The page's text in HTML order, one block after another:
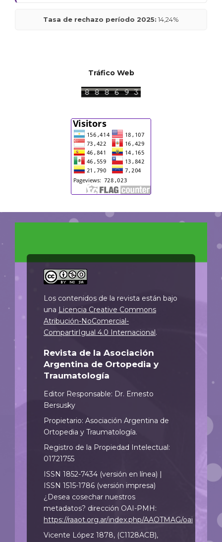
Tasa de rechazo período 2025: 14,24%
Tráfico Web
Los contenidos de la revista están bajo
una Licencia Creative Commons
Atribución-NoComercial-
CompartirIgual 4.0 Internacional.
Revista de la Asociación
Argentina de Ortopedia y
Traumatología
Editor Responsable: Dr. Ernesto
Bersusky
Propietario: Asociación Argentina de
Ortopedia y Traumatología.
Registro de la Propiedad Intelectual:
01721755
ISSN 1852-7434 (versión en línea) |
ISSN 1515-1786 (versión impresa)
¿Desea cosechar nuestros
metadatos? dirección OAI-PMH:
https://raaot.org.ar/index.php/AAOTMAG/oai
Vicente López 1878, (C1128ACB),